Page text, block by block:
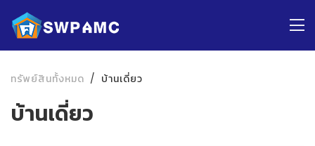
ทรัพย์สินทั้งหมด บ้านเดี่ยว
บ้านเดี่ยว